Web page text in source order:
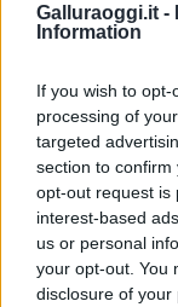
Galluraoggi.it -
Information
If you wish to
processing of
targeted
section to
opt-out request is
interest-based
us or personal
your opt-out. You
disclosure of
cliccando
TEMI:
Ospedale
Condividi
F
a
T
w